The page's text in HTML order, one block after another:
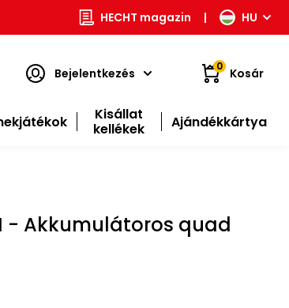
HECHT magazin | HU
Bejelentkezés 0 Kosár
Kisállat
kellékek
Ajándékkártya
- Akkumulátoros quad